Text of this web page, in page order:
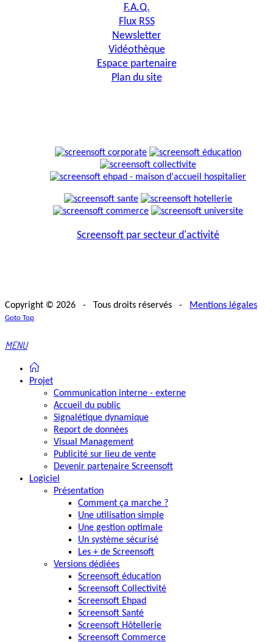
F.A.Q.
Flux RSS
Newsletter
Vidéothèque
Espace partenaire
Plan du site
Screensoft par secteur d'activité
Copyright © 2026 - Tous droits réservés - Mentions légales
Goto Top
MENU
Projet
Communication interne - externe
Accueil du public
Signalétique dynamique
Report de données
Visual Management
Publicité sur lieu de vente
Devenir partenaire Screensoft
Logiciel
Présentation
Comment ça marche ?
Une utilisation simple
Une gestion optimale
Un système sécurisé
Les + de Screensoft
Versions dédiées
Screensoft éducation
Screensoft Collectivité
Screensoft Ehpad
Screensoft Santé
Screensoft Hôtellerie
Screensoft Commerce